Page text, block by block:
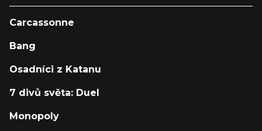
Carcassonne
Bang
Osadníci z Katanu
7 divů světa: Duel
Monopoly